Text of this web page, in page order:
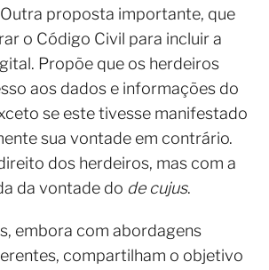
Outra proposta importante, que
o Código Civil para incluir a
Propõe que os herdeiros
aos dados e informações do
se este tivesse manifestado
sua vontade em contrário.
dos herdeiros, mas com a
da vontade do de cujus.
embora com abordagens
compartilham o objetivo